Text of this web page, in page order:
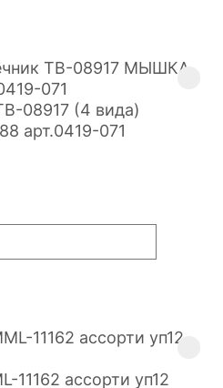
08917 (4 вида)
арт.0419-071
11162 ассорти уп12